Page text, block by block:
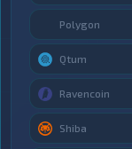
Polygon
Qtum
Ravencoin
Shiba